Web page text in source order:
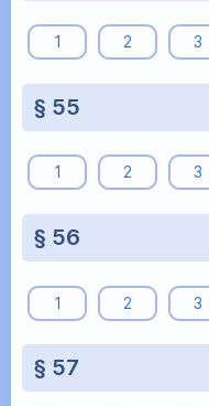
1 2 3
§ 55
1 2 3
§ 56
1 2 3
§ 57